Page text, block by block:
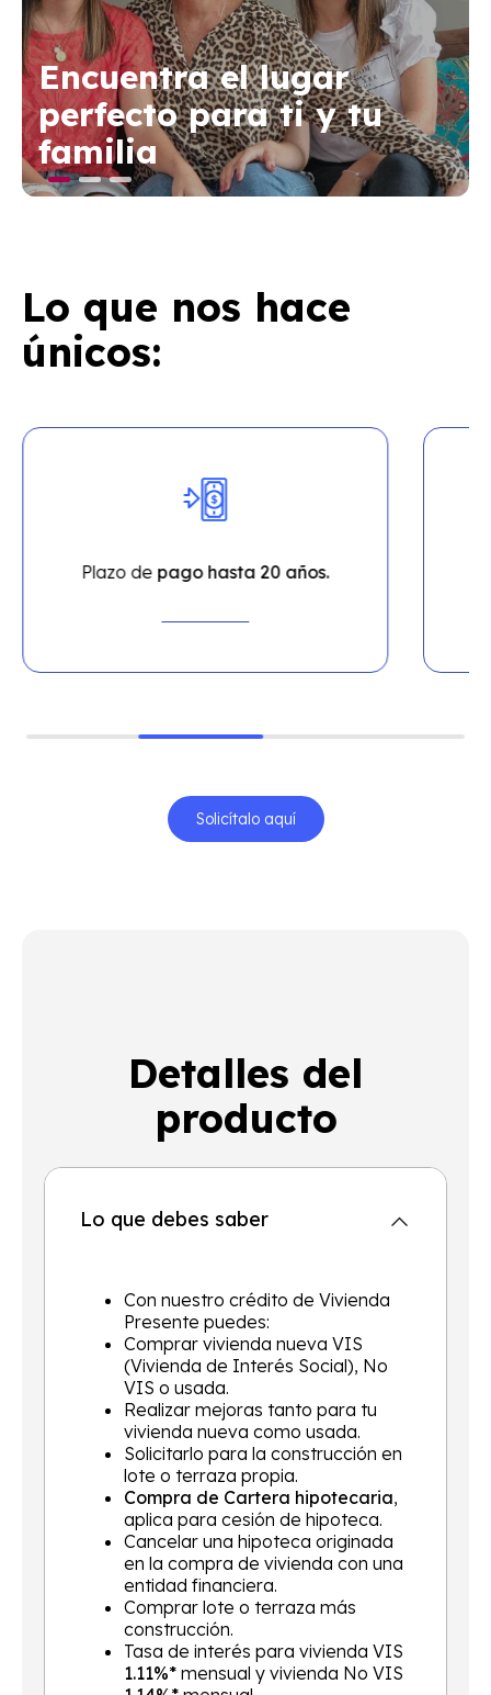
Encuentra el lugar
perfecto para ti y tu
familia
Lo que nos hace
únicos:
Plazo de pago hasta 20 años.
Solicítalo aquí
Detalles del
producto
Lo que debes saber
Con nuestro crédito de Vivienda
Presente puedes:
Comprar vivienda nueva VIS
(Vivienda de Interés Social), No
VIS o usada.
Realizar mejoras tanto para tu
vivienda nueva como usada.
Solicitarlo para la construcción en
lote o terraza propia.
Compra de Cartera hipotecaria,
aplica para cesión de hipoteca.
Cancelar una hipoteca originada
en la compra de vivienda con una
entidad financiera.
Comprar lote o terraza más
construcción.
Tasa de interés para vivienda VIS
1.11%* mensual y vivienda No VIS